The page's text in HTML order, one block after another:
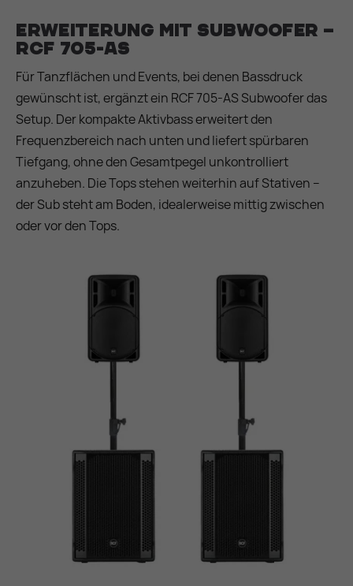
Erweiterung mit Subwoofer –
RCF 705-AS
Für Tanzflächen und Events, bei denen Bassdruck
gewünscht ist, ergänzt ein RCF 705-AS Subwoofer das
Setup. Der kompakte Aktivbass erweitert den
Frequenzbereich nach unten und liefert spürbaren
Tiefgang, ohne den Gesamtpegel unkontrolliert
anzuheben. Die Tops stehen weiterhin auf Stativen –
der Sub steht am Boden, idealerweise mittig zwischen
oder vor den Tops.